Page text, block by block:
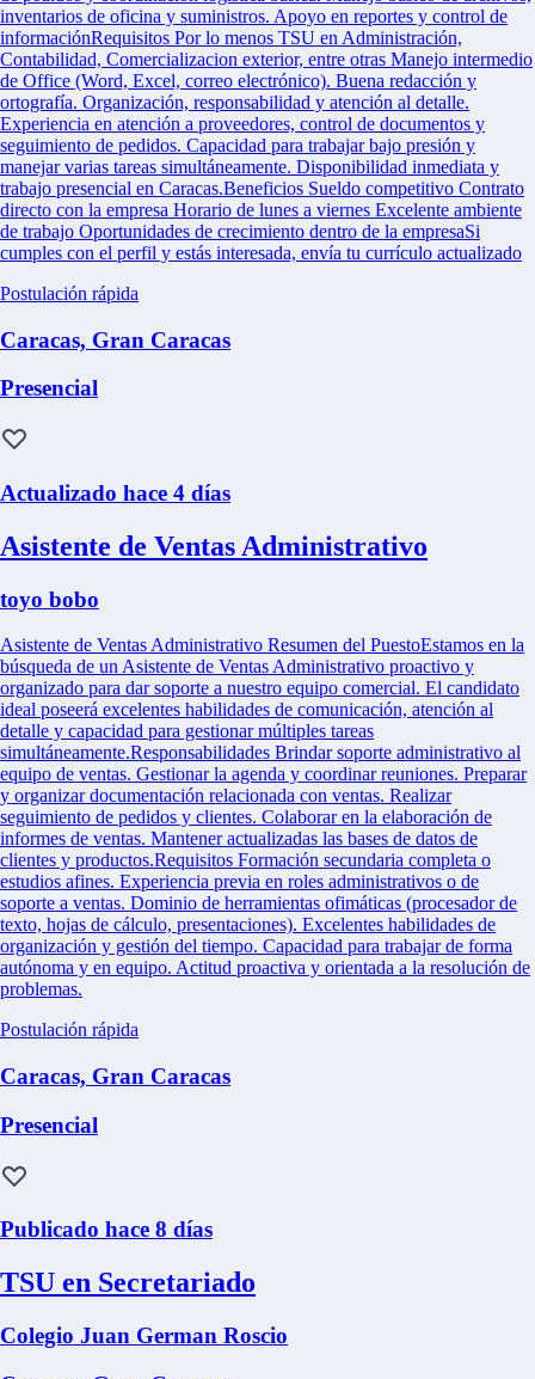
inventarios de oficina y suministros. Apoyo en reportes y control de
informaciónRequisitos Por lo menos TSU en Administración,
Contabilidad, Comercializacion exterior, entre otras Manejo intermedio
de Office (Word, Excel, correo electrónico). Buena redacción y
ortografía. Organización, responsabilidad y atención al detalle.
Experiencia en atención a proveedores, control de documentos y
seguimiento de pedidos. Capacidad para trabajar bajo presión y
manejar varias tareas simultáneamente. Disponibilidad inmediata y
trabajo presencial en Caracas.Beneficios Sueldo competitivo Contrato
directo con la empresa Horario de lunes a viernes Excelente ambiente
de trabajo Oportunidades de crecimiento dentro de la empresaSi
cumples con el perfil y estás interesada, envía tu currículo actualizado
Postulación rápida
Caracas, Gran Caracas
Presencial
Actualizado hace 4 días
Asistente de Ventas Administrativo
toyo bobo
Asistente de Ventas Administrativo Resumen del PuestoEstamos en la
búsqueda de un Asistente de Ventas Administrativo proactivo y
organizado para dar soporte a nuestro equipo comercial. El candidato
ideal poseerá excelentes habilidades de comunicación, atención al
detalle y capacidad para gestionar múltiples tareas
simultáneamente.Responsabilidades Brindar soporte administrativo al
equipo de ventas. Gestionar la agenda y coordinar reuniones. Preparar
y organizar documentación relacionada con ventas. Realizar
seguimiento de pedidos y clientes. Colaborar en la elaboración de
informes de ventas. Mantener actualizadas las bases de datos de
clientes y productos.Requisitos Formación secundaria completa o
estudios afines. Experiencia previa en roles administrativos o de
soporte a ventas. Dominio de herramientas ofimáticas (procesador de
texto, hojas de cálculo, presentaciones). Excelentes habilidades de
organización y gestión del tiempo. Capacidad para trabajar de forma
autónoma y en equipo. Actitud proactiva y orientada a la resolución de
problemas.
Postulación rápida
Caracas, Gran Caracas
Presencial
Publicado hace 8 días
TSU en Secretariado
Colegio Juan German Roscio